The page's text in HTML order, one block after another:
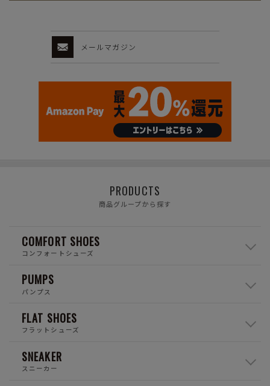
メールマガジン
PRODUCTS
商品グループから探す
COMFORT SHOES
コンフォートシューズ
PUMPS
パンプス
FLAT SHOES
フラットシューズ
SNEAKER
スニーカー